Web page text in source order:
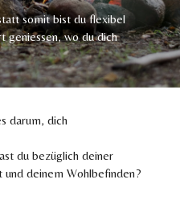
somit bist du flexibel
geniessen, wo du dich
darum, dich
du bezüglich deiner
und deinem Wohlbefinden?